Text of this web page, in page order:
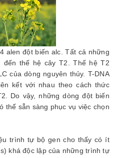
alen đột biến alc. Tất cả những
đến thế hệ cây T2. Thế hệ T2
của dòng nguyên thủy. T-DNA
kết với nhau theo cách thức
Do vậy, những dòng đột biến
thể sẵn sàng phục vụ việc chọn
trình tự bộ gen cho thấy có ít
khá độc lập của những trình tự